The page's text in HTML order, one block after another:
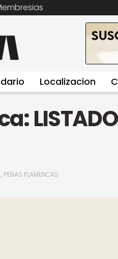
Localizacion
LISTADO
, PEÑAS FLAMENCAS